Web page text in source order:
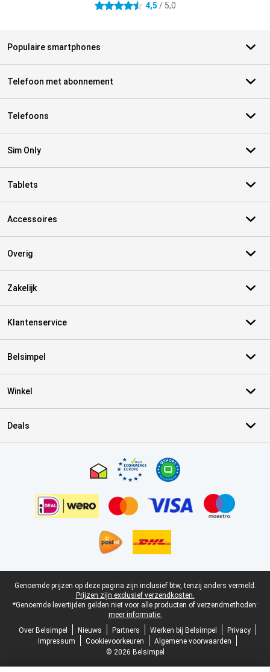
4.5 sterren 4,5 / 5,0
Populaire smartphones
Telefoon met abonnement
Telefoons
Sim Only
Tablets
Accessoires
Overig
Zakelijk
Klantenservice
Belsimpel
Winkel
Deals
Juridische voettekst
Genoemde prijzen op deze pagina zijn inclusief btw, tenzij anders vermeld.
Prijzen zijn exclusief verzendkosten.
*Genoemde levertijden gelden niet voor alle producten of verzendmethoden:
meer informatie.
Over Belsimpel
Nieuws Partners Werken bij Belsimpel
Privacy
Impressum
Cookievoorkeuren
Algemene voorwaarden
© 2026 Belsimpel